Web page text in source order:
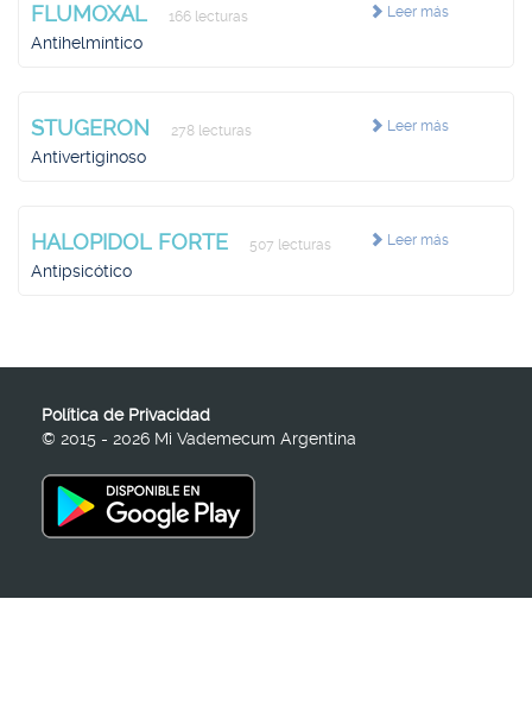
Leer más
FLUMOXAL 166 lecturas
Antihelmíntico
Leer más
STUGERON 278 lecturas
Antivertiginoso
Leer más
HALOPIDOL FORTE 507 lecturas
Antipsicótico
Política de Privacidad
© 2015 - 2026 Mi Vademecum Argentina